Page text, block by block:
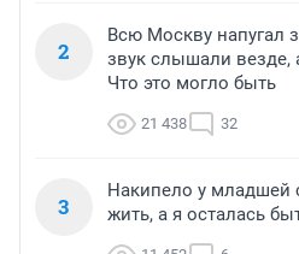
2
Всю Москву напугал
звук слышали везде,
Что это могло быть
21 438 32
3
Накипело у младшей
жить, а я осталась